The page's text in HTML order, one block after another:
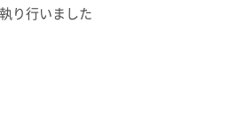
り行いました